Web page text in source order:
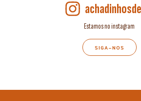
Estamos no instagram
SIGA-NOS